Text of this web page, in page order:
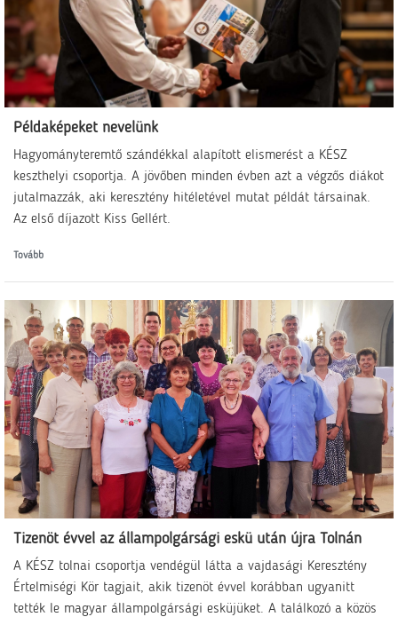
Példaképeket nevelünk
Hagyományteremtő szándékkal alapított elismerést a KÉSZ
keszthelyi csoportja. A jövőben minden évben azt a végzős diákot
jutalmazzák, aki keresztény hitéletével mutat példát társainak.
Az első díjazott Kiss Gellért.
Tovább
Tizenöt évvel az állampolgársági eskü után újra Tolnán
A KÉSZ tolnai csoportja vendégül látta a vajdasági Keresztény
Értelmiségi Kör tagjait, akik tizenöt évvel korábban ugyanitt
tették le magyar állampolgársági esküjüket. A találkozó a közös